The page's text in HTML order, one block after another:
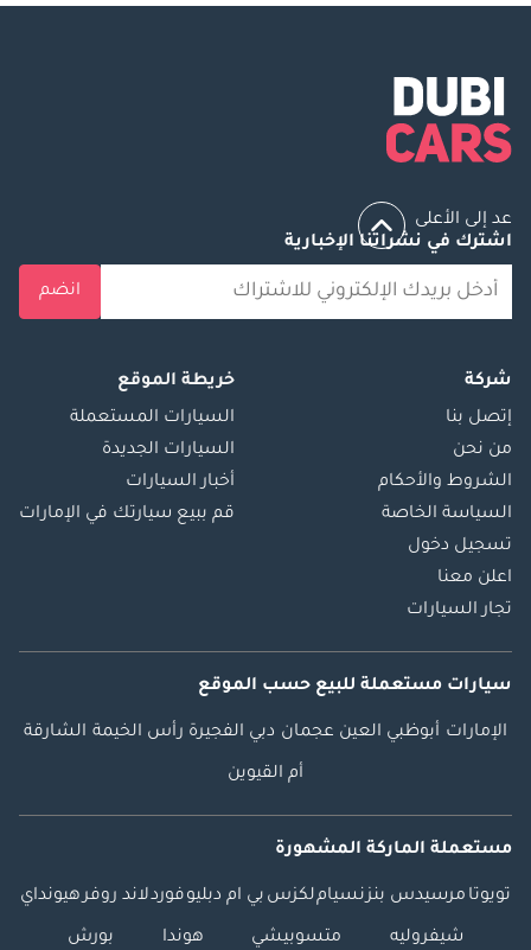
عد إلى الأعلى
اشترك في نشراتنا الإخبارية
انضم
شركة
إتصل بنا
من نحن
الشروط والأحكام
السياسة الخاصة
تسجيل دخول
اعلن معنا
تجار السيارات
خريطة الموقع
السيارات المستعملة
السيارات الجديدة
أخبار السيارات
قم ببيع سيارتك في الإمارات
سيارات مستعملة للبيع حسب الموقع
الإمارات أبوظبي العين عجمان دبي الفجيرة رأس الخيمة الشارقة
أم القيوين
مستعملة الماركة المشهورة
تويوتا مرسيدس بنزنسياملكزس بي ام دبليوفوردلاند روفرهيونداي
شيفروليه متسوبيشي هوندا بورش